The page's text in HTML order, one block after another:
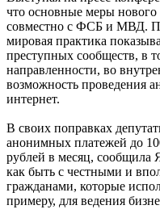
что основные меры нового
совместно с ФСБ и МВД.
мировая практика
преступных сообществ, в
направленности, во
возможность проведения
интернет.
В своих поправках
анонимных платежей до
рублей в месяц, сообщила
как быть с честными и
гражданами, которые
примеру, для ведения